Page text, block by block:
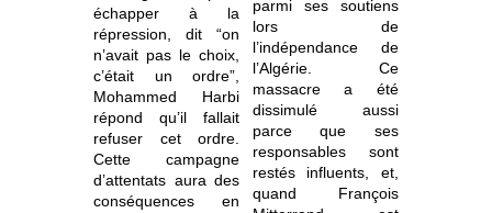
échapper à la
répression, dit “on
n’avait pas le choix,
c’était un ordre”,
Mohammed Harbi
répond qu’il fallait
refuser cet ordre.
Cette campagne
d’attentats aura des
conséquences en
parmi ses soutiens
lors de
l’indépendance de
l’Algérie. Ce
massacre a été
dissimulé aussi
parce que ses
responsables sont
restés influents, et,
quand François